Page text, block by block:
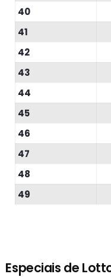
40
41
42
43
44
45
46
47
48
49
Especiais de